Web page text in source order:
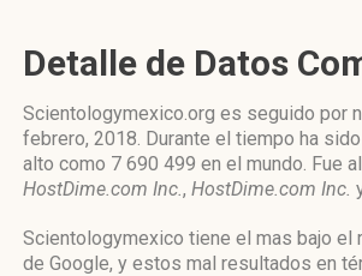
Detalle de Datos
Scientologymexico.org es seguido por
febrero, 2018. Durante el tiempo ha
alto como 7 690 499 en el mundo. Fue
HostDime.com Inc., HostDime.com Inc.
Scientologymexico tiene el mas bajo el
de Google, y estos mal resultados en